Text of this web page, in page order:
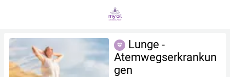
Lunge -
Atemwegserkrankun
gen